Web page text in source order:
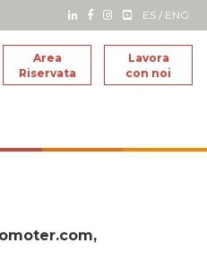
ES / ENG
Area
Riservata
Lavora
con noi